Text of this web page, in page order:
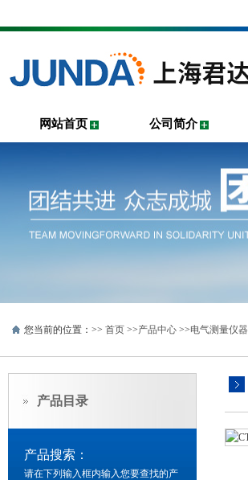
网站首页 公司简介
您当前的位置：>> 首页 >>产品中心 >>电气测量仪器
产品目录
产品搜索：
请在下列输入框内输入您要查找的产